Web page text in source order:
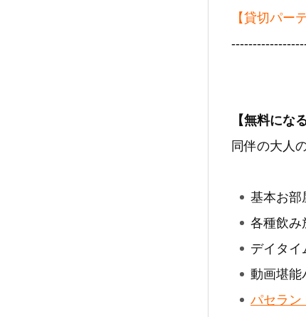
【貸切パー
【無料にな
同伴の大人
基本お部
各種飲み
デイタイ
動画堪能
パセラン